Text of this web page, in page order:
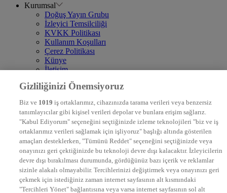
Kurumsal
Doğuş Yayın Grubu
İzleyici Temsilciliği
KVKK Politikası
Kullanım Koşulları
Çerez Politikası
Künye
İletişim
DYG Televizyonlar
STAR
EURO STAR
KRAL POP TV
DYG Radyolar
NTV RADYO
KRAL FM
KRAL POP
EKSEN
VOYAGE
DYG Dijital
Gizliliğinizi Önemsiyoruz
Biz ve 1019 iş ortaklarımız, cihazınızda tarama verileri veya benzersiz
tanımlayıcılar gibi kişisel verileri depolar ve bunlara erişim sağlarız.
"Kabul Ediyorum" seçeneğini seçtiğinizde izleme teknolojileri "biz ve iş
ortaklarımız verileri sağlamak için işliyoruz" başlığı altında gösterilen
amaçları desteklerken, "Tümünü Reddet" seçeneğini seçtiğinizde veya
onayınızı geri çektiğinizde bu teknoloji devre dışı kalacaktır. İzleyicilerin
devre dışı bırakılması durumunda, gördüğünüz bazı içerik ve reklamlar
sizinle alakalı olmayabilir. Tercihlerinizi değiştirmek veya onayınızı geri
çekmek için istediğiniz zaman internet sayfasının alt kısmındaki
"Tercihleri Yönet" bağlantısına veya varsa internet sayfasının sol alt